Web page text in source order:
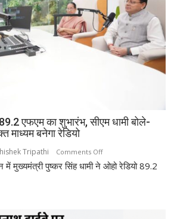
एफएम का शुभारंभ, सीएम धामी बोले-
बनेगा रेडियो
Tripathi Comments Offon
देहरादून
में मुख्यमंत्री पुष्कर सिंह धामी ने ओहो रेडियो 89.2